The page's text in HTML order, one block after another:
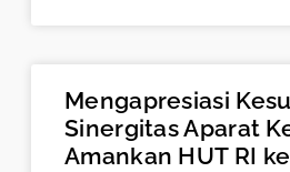
Mengapresiasi
Sinergitas Aparat
Amankan HUT RI